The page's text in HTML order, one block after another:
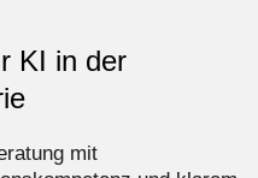
KI in der
mit